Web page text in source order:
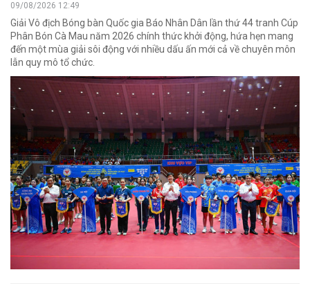
09/08/2026 12:49
Giải Vô địch Bóng bàn Quốc gia Báo Nhân Dân lần thứ 44 tranh Cúp
Phân Bón Cà Mau năm 2026 chính thức khởi động, hứa hẹn mang
đến một mùa giải sôi động với nhiều dấu ấn mới cả về chuyên môn
lẫn quy mô tổ chức.